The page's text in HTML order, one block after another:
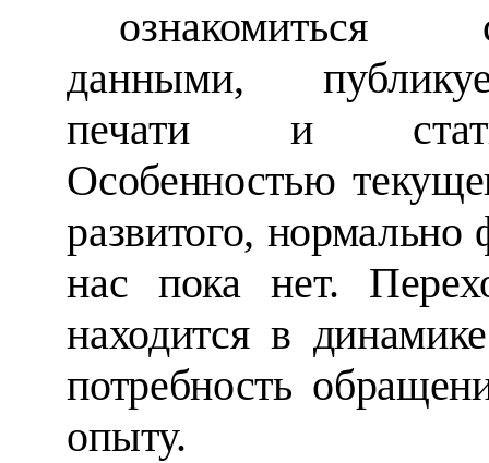
данными,
печати и
Особенностью
развитого, нормально
нас пока нет.
находится в
потребность
опыту.